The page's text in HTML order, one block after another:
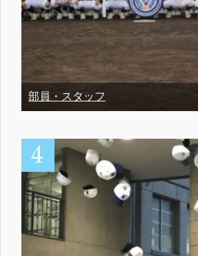
部員・スタッフ